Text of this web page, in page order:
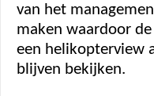
van het
maken waardoor
een helikopterview
blijven bekijken.